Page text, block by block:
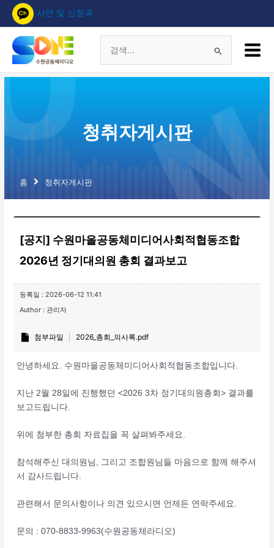
너
사연 및 신청곡
상
Menu
청취자게시판
홈 청취자게시판
[공지] 수원마을공동체미디어사회적협동조합
2026년 정기대의원 총회 결과보고
등록일 : 2026-06-12 11:41
Author : 관리자
첨부파일 2026_총회_의사록.pdf
안녕하세요. 수원마을공동체미디어사회적협동조합입니다.
지난 2월 28일에 진행했던 <2026 3차 정기대의원총회> 결과를
보고드립니다.
위에 첨부한 총회 자료집을 꼭 살펴봐주세요.
참석해주신 대의원님, 그리고 조합원님들 마음으로 함께 해주셔
서 감사드립니다.
관련해서 문의사항이나 의견 있으시면 언제든 연락주세요.
문의 : 070-8833-9963(수원공동체라디오)